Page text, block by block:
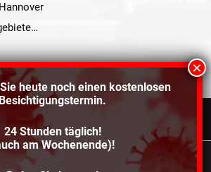
Service Team Nord, All Rights Reserved.
Service Team Nord
heute noch einen kostenlosen
Besichtigungstermin.
24 Stunden täglich!
am Wochenende)!